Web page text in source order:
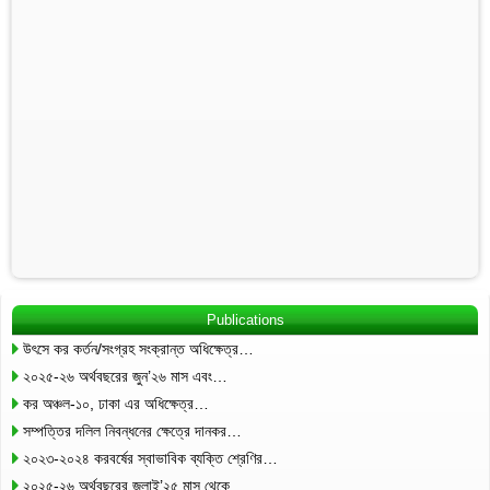
Publications
উৎসে কর কর্তন/সংগ্রহ সংক্রান্ত অধিক্ষেত্র…
২০২৫-২৬ অর্থবছরের জুন’২৬ মাস এবং…
কর অঞ্চল-১০, ঢাকা এর অধিক্ষেত্র…
সম্পত্তির দলিল নিবন্ধনের ক্ষেত্রে দানকর…
২০২৩-২০২৪ করবর্ষের স্বাভাবিক ব্যক্তি শ্রেণির…
২০২৫-২৬ অর্থবছরের জুলাই’২৫ মাস থেকে…